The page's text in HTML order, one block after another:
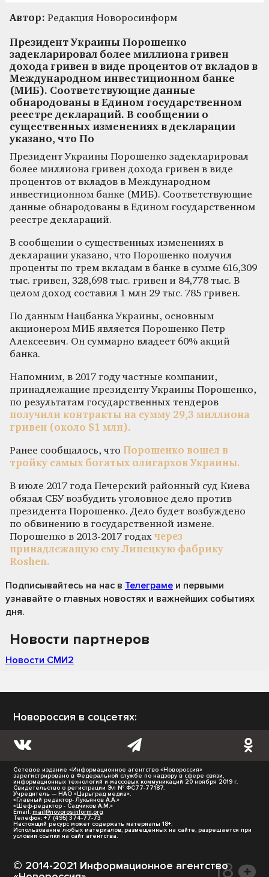
Автор: Редакция Новоросинформ
Президент Украины Порошенко
задекларировал более миллиона гривен
дохода гривен в виде процентов от вкладов в
Международном инвестиционном банке
(МИБ). Соответствующие данные
обнародованы в Едином государственном
реестре деклараций. В сообщении о
существенных изменениях в декларации
указано, что По
Президент Украины Порошенко задекларировал
более миллиона гривен дохода гривен в виде
процентов от вкладов в Международном
инвестиционном банке (МИБ). Соответствующие
данные обнародованы в Едином государственном
реестре деклараций.
В сообщении о существенных изменениях в
декларации указано, что Порошенко получил
проценты по трем вкладам в банке в сумме 616,309
тыс. гривен, 328,698 тыс. гривен и 84,778 тыс. В
целом доход составил 1 млн 29 тыс. 785 гривен.
По данным Нацбанка Украины, основным
акционером МИБ является Порошенко Петр
Алексеевич. Он суммарно владеет 60% акций
банка.
Напомним, в 2017 году частные компании,
принадлежащие президенту Украины Порошенко,
по результатам государственных тендеров
получили контракты на сумму 29,3 миллиона
гривен (около $1 млн).
Ранее сообщалось, что Порошенко вошел в
тройку самых богатых олигархов Украины.
В июле 2017 года Печерский районный суд Киева
обязал СБУ возбудить уголовное дело против
президента Порошенко. Дело будет возбуждено
по обвинению в государственной измене.
Порошенко в 2013-2017 годах через
принадлежащую ему Липецкую фабрику
Roshen.
Подписывайтесь на нас в Телеграме и первыми
узнавайте о главных новостях и важнейших событиях
дня.
Новости партнеров
Новости СМИ2
Новороссия в соцсетях:
Сетевое издание «Информационное агентство «Новороссия»
зарегистрировано в Федеральной службе по надзору в сфере связи,
информационных технологий и массовых коммуникаций 20 ноября 2019 г.
Свидетельство о регистрации Эл № ФС77-77187.
Учредитель — НАО «Царьград медиа».
«Главный редактор- Лукьянов А.А.»
«Шеф-редактор - Садчиков А.М.»
Email: mail@novorosinform.org
Телефон: +7 (495) 374-77-73
Настоящий ресурс может содержать материалы 18+.
Использование любых материалов, размещённых на сайте, разрешается при
условии ссылки на сайт агентства.
© 2014-2021 Информационное агентство